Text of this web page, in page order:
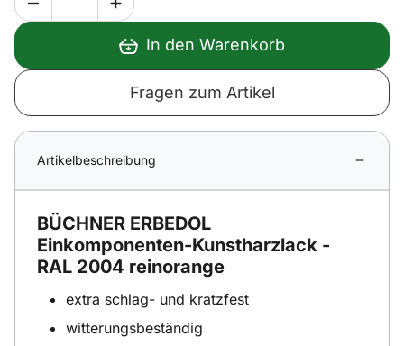
In den Warenkorb
Fragen zum Artikel
Artikelbeschreibung
BÜCHNER ERBEDOL
Einkomponenten-Kunstharzlack -
RAL 2004 reinorange
extra schlag- und kratzfest
witterungsbeständig